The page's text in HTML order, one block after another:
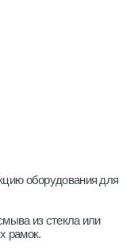
оборудования для
из стекла или
рамок.